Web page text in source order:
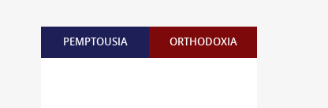
PEMPTOUSIA ORTHODOXIA